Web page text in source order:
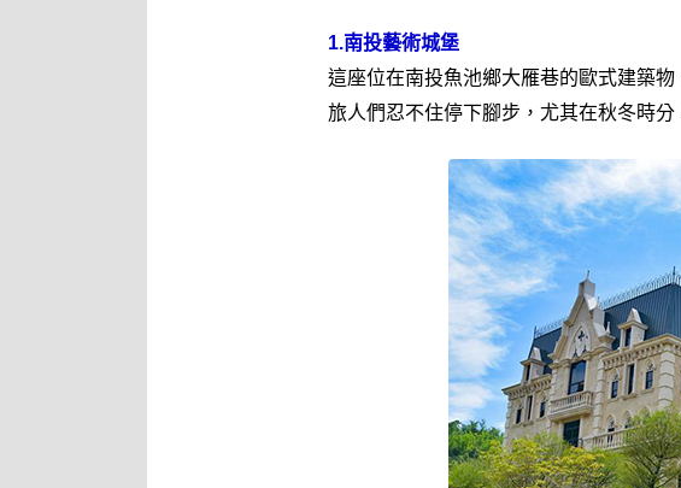
1.南投藝術城堡
這座位在南投魚池鄉大雁巷的歐式建築
旅人們忍不住停下腳步，尤其在秋冬時